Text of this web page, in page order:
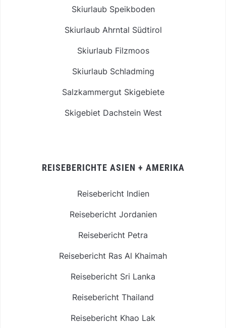
Skiurlaub Speikboden
Skiurlaub Ahrntal Südtirol
Skiurlaub Filzmoos
Skiurlaub Schladming
Salzkammergut Skigebiete
Skigebiet Dachstein West
REISEBERICHTE ASIEN + AMERIKA
Reisebericht Indien
Reisebericht Jordanien
Reisebericht Petra
Reisebericht Ras Al Khaimah
Reisebericht Sri Lanka
Reisebericht Thailand
Reisebericht Khao Lak